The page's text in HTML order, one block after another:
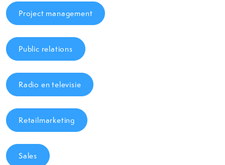
Project management
Public relations
Radio en televisie
Retailmarketing
Sales